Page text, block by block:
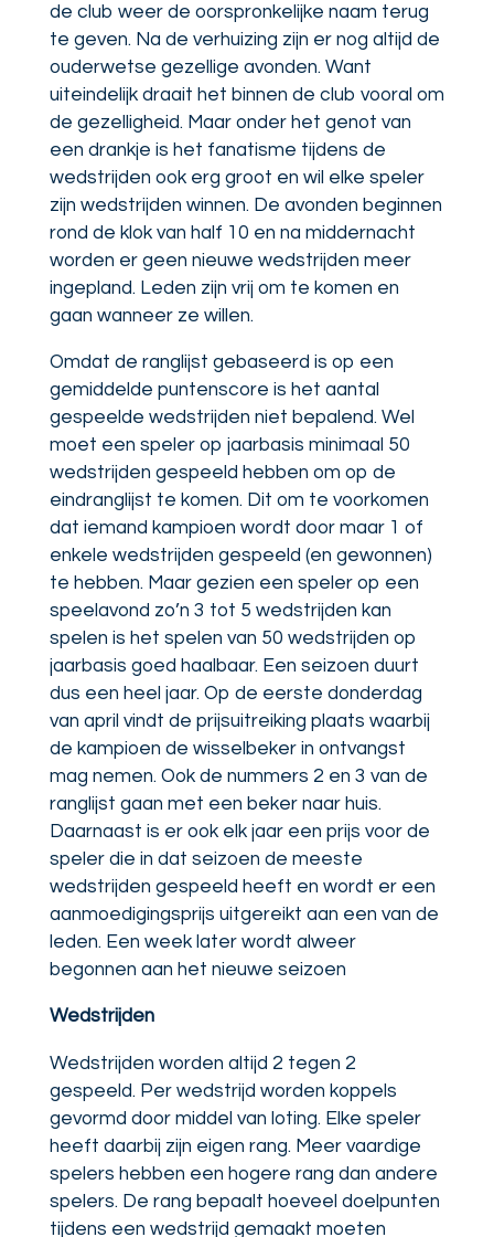
de club weer de oorspronkelijke naam terug
te geven. Na de verhuizing zijn er nog altijd de
ouderwetse gezellige avonden. Want
uiteindelijk draait het binnen de club vooral om
de gezelligheid. Maar onder het genot van
een drankje is het fanatisme tijdens de
wedstrijden ook erg groot en wil elke speler
zijn wedstrijden winnen. De avonden beginnen
rond de klok van half 10 en na middernacht
worden er geen nieuwe wedstrijden meer
ingepland. Leden zijn vrij om te komen en
gaan wanneer ze willen.
Omdat de ranglijst gebaseerd is op een
gemiddelde puntenscore is het aantal
gespeelde wedstrijden niet bepalend. Wel
moet een speler op jaarbasis minimaal 50
wedstrijden gespeeld hebben om op de
eindranglijst te komen. Dit om te voorkomen
dat iemand kampioen wordt door maar 1 of
enkele wedstrijden gespeeld (en gewonnen)
te hebben. Maar gezien een speler op een
speelavond zo’n 3 tot 5 wedstrijden kan
spelen is het spelen van 50 wedstrijden op
jaarbasis goed haalbaar. Een seizoen duurt
dus een heel jaar. Op de eerste donderdag
van april vindt de prijsuitreiking plaats waarbij
de kampioen de wisselbeker in ontvangst
mag nemen. Ook de nummers 2 en 3 van de
ranglijst gaan met een beker naar huis.
Daarnaast is er ook elk jaar een prijs voor de
speler die in dat seizoen de meeste
wedstrijden gespeeld heeft en wordt er een
aanmoedigingsprijs uitgereikt aan een van de
leden. Een week later wordt alweer
begonnen aan het nieuwe seizoen
Wedstrijden
Wedstrijden worden altijd 2 tegen 2
gespeeld. Per wedstrijd worden koppels
gevormd door middel van loting. Elke speler
heeft daarbij zijn eigen rang. Meer vaardige
spelers hebben een hogere rang dan andere
spelers. De rang bepaalt hoeveel doelpunten
tijdens een wedstrijd gemaakt moeten